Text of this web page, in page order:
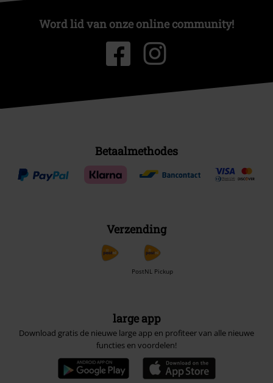
Word lid van onze online community!
Betaalmethodes
Verzending
PostNL Pickup
large app
Download gratis de nieuwe large app en profiteer van alle nieuwe
functies en voordelen!